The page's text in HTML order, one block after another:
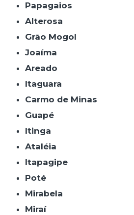
Papagaios
Alterosa
Grão Mogol
Joaíma
Areado
Itaguara
Carmo de Minas
Guapé
Itinga
Ataléia
Itapagipe
Poté
Mirabela
Miraí